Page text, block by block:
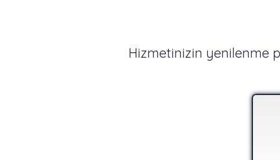
Hizmetinizin yenilenme